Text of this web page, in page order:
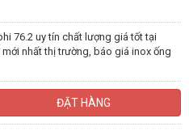
76.2 uy tín chất lượng giá tốt tại
nhất thị trường, báo giá inox ống
ĐẶT HÀNG